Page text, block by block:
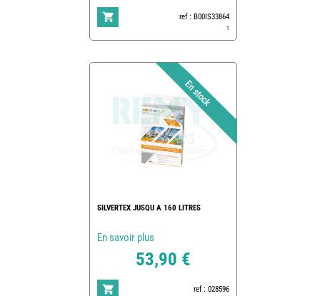
ref : B00IS33864
1
SILVERTEX JUSQU A 160 LITRES
En savoir plus
53,90 €
ref : 028596